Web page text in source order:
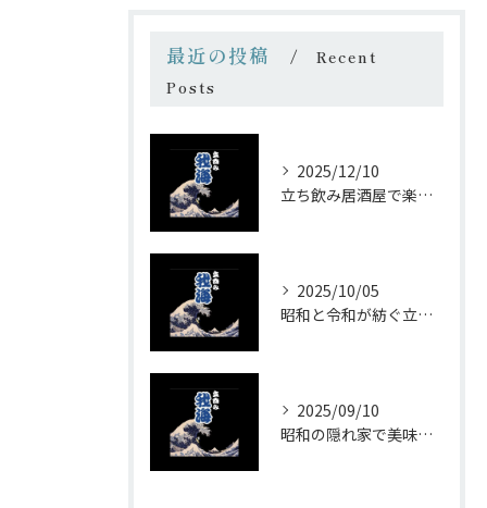
最近の投稿
Recent
Posts
2025/12/10
立ち飲み居酒屋で楽しむ昭和の懐かし空間と多彩なお酒
2025/10/05
昭和と令和が紡ぐ立ち飲みの味わい
2025/09/10
昭和の隠れ家で美味しい一杯を